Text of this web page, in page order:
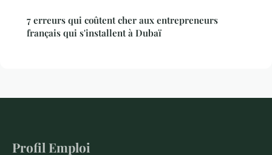
7 erreurs qui coûtent cher aux entrepreneurs
français qui s'installent à Dubaï
Profil Emploi